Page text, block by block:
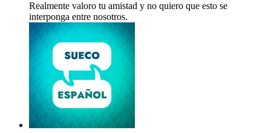
Realmente valoro tu amistad y no quiero que esto se
interponga entre nosotros.